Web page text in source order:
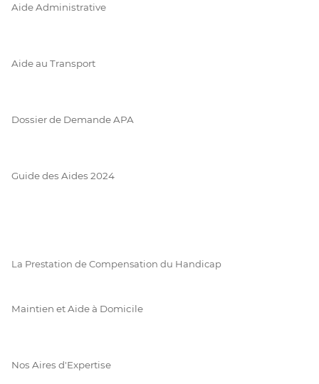
Aide Administrative
Aide au Transport
Dossier de Demande APA
Guide des Aides 2024
La Prestation de Compensation du Handicap
Maintien et Aide à Domicile
Nos Aires d'Expertise